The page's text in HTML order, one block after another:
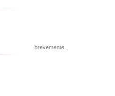
brevemente...